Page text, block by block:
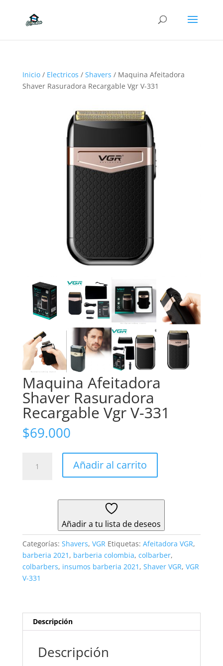
Inicio/ Electricos / Shavers / Maquina Afeitadora
Shaver Rasuradora Recargable Vgr V-331
Maquina Afeitadora
Shaver Rasuradora
Recargable Vgr V-331
$69.000
Afeitadora
Recargable
331
cantidad
Añadir al carrito
Añadir a tu lista de deseos
Categorías: Shavers, VGR Etiquetas: Afeitadora VGR,
barberia 2021 , barberia colombia, colbarber,
colbarbers, insumos barberia 2021 , Shaver VGR, VGR
V-331
Descripción
Descripción